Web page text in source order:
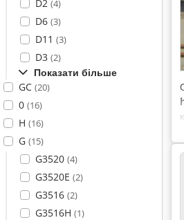
D2 (4)
D6 (3)
D11 (3)
D3 (2)
Показати більше
GC (20)
0 (16)
H (16)
G (15)
G3520 (4)
G3520E (2)
G3516 (2)
G3516H (1)